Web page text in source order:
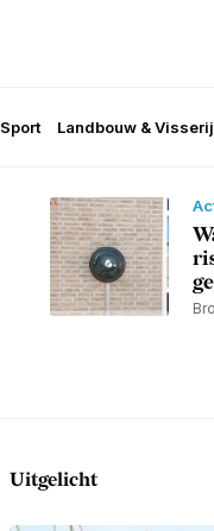
Sport Landbouw & Visserij
Uitgelicht